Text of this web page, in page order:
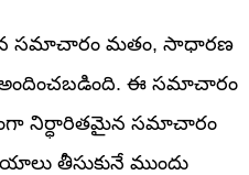
సమాచారం మతం, సాధారణ
ఈ సమాచారం
నిర్ధారితమైన సమాచారం
తీసుకునే ముందు